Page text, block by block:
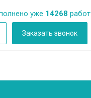
уже 14268 работ
Заказать звонок